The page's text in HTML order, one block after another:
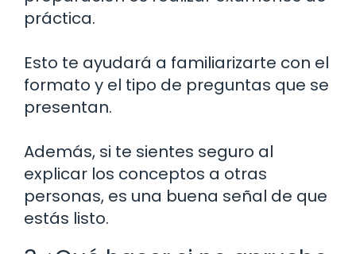
práctica.
Esto te ayudará a familiarizarte con el
formato y el tipo de preguntas que se
presentan.
Además, si te sientes seguro al
explicar los conceptos a otras
personas, es una buena señal de que
estás listo.